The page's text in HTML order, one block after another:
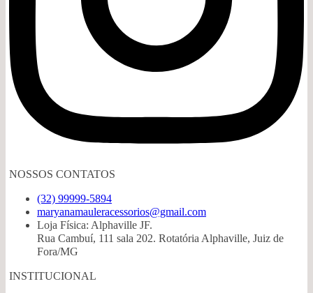
NOSSOS CONTATOS
(32) 99999-5894
maryanamauleracessorios@gmail.com
Loja Física: Alphaville JF.
Rua Cambuí, 111 sala 202. Rotatória Alphaville, Juiz de
Fora/MG
INSTITUCIONAL